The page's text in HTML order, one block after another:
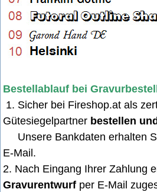
Bestellablauf bei
1. Sicher bei Fireshop.at als
Gütesiegelpartner bestellen
Unsere Bankdaten erhalten
E-Mail .
2. Nach Eingang Ihrer Zahlung
Gravurentwurf per E-Mail